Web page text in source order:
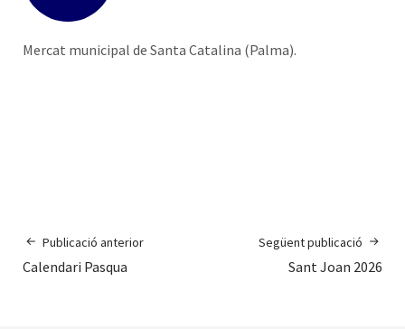
Mercat municipal de Santa Catalina (Palma).
Publicació anterior
Calendari Pasqua
Següent publicació
Sant Joan 2026